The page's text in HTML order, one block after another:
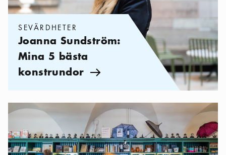
SEVÄRDHETER
Joanna Sundström:
Mina 5 bästa
konstrundor Pil ikon
Kategorier: De bästa museishopparna i Stockholm